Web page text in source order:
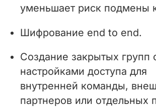
уменьшает риск подмены
Шифрование end to end.
Создание закрытых групп
настройками доступа для
внутренней команды,
партнеров или отдельных